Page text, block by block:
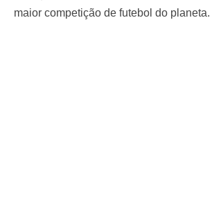
maior competição de futebol do planeta.